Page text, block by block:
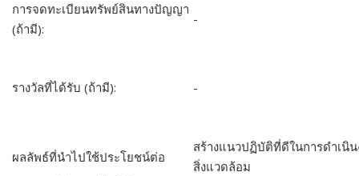
การจดทะเบียนทรัพย์สินทางปัญญา
(ถ้ามี):
-
รางวัลที่ได้รับ (ถ้ามี): -
ผลลัพธ์ที่นำไปใช้ประโยชน์ต่อ
สร้างแนวปฏิบัติที่ดีในการดำเนิ
สิ่งแวดล้อม